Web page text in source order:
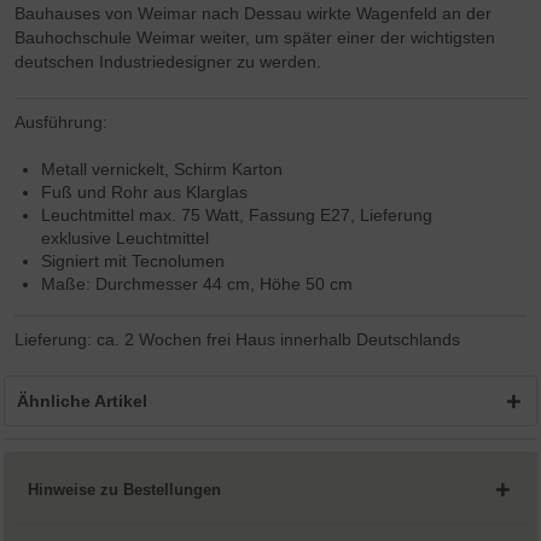
Bauhauses von Weimar nach Dessau wirkte Wagenfeld an der
Bauhochschule Weimar weiter, um später einer der wichtigsten
deutschen Industriedesigner zu werden.
Ausführung:
Metall vernickelt, Schirm Karton
Fuß und Rohr aus Klarglas
Leuchtmittel max. 75 Watt, Fassung E27, Lieferung
exklusive Leuchtmittel
Signiert mit Tecnolumen
Maße: Durchmesser 44 cm, Höhe 50 cm
Lieferung: ca. 2 Wochen frei Haus innerhalb Deutschlands
Ähnliche Artikel
Hinweise zu Bestellungen